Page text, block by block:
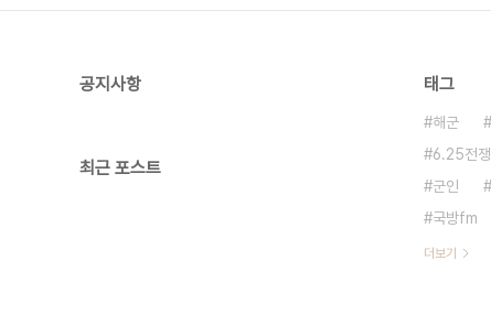
공지사항
최근 포스트
태그
해군
6.25전쟁
군인
국방fm
더보기